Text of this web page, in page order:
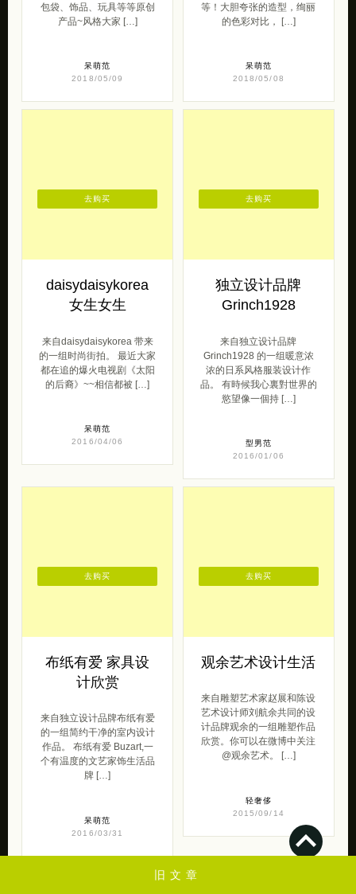
旧文章
包袋、饰品、玩具等等原创
产品~风格大家 […]
呆萌范
2018/05/09
等！大胆夸张的造型，绚丽
的色彩对比， […]
呆萌范
2018/05/08
daisydaisykorea
女生女生
来自daisydaisykorea 带来
的一组时尚街拍。 最近大家
都在追的爆火电视剧《太阳
的后裔》~~相信都被 […]
呆萌范
2016/04/06
去购买
独立设计品牌
Grinch1928
来自独立设计品牌
Grinch1928 的一组暖意浓
浓的日系风格服装设计作
品。 有時候我心裏對世界的
慾望像一個持 […]
型男范
2016/01/06
去购买
布纸有爱 家具设
计欣赏
来自独立设计品牌布纸有爱
的一组简约干净的室内设计
作品。 布纸有爱 Buzart,一
个有温度的文艺家饰生活品
牌 […]
呆萌范
2016/03/31
去购买
观余艺术设计生活
来自雕塑艺术家赵展和陈设
艺术设计师刘航余共同的设
计品牌观余的一组雕塑作品
欣赏。你可以在微博中关注
@观余艺术。 […]
轻奢侈
2015/09/14
去购买